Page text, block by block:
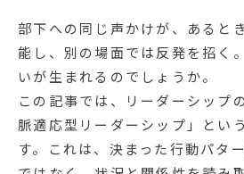
部下への同じ声かけが、あると
能し、別の場面では反発を招く
いが生まれるのでしょうか。
この記事では、リーダーシップ
脈適応型リーダーシップ」とい
す。これは、決まった行動パタ